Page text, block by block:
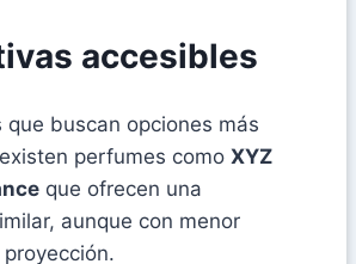
accesibles
que buscan opciones más
perfumes como XYZ
que ofrecen una
aunque con menor